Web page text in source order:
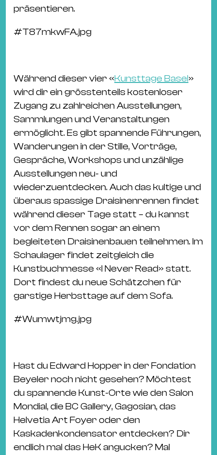
präsentieren.
#T87mkwFA.jpg
Während dieser vier «Kunsttage Basel»
wird dir ein grösstenteils kostenloser
Zugang zu zahlreichen Ausstellungen,
Sammlungen und Veranstaltungen
ermöglicht. Es gibt spannende Führungen,
Wanderungen in der Stille, Vorträge,
Gespräche, Workshops und unzählige
Ausstellungen neu- und
wiederzuentdecken. Auch das kultige und
überaus spassige Draisinenrennen findet
während dieser Tage statt – du kannst
vor dem Rennen sogar an einem
begleiteten Draisinenbauen teilnehmen. Im
Schaulager findet zeitgleich die
Kunstbuchmesse «I Never Read» statt.
Dort findest du neue Schätzchen für
garstige Herbsttage auf dem Sofa.
#Wumwtjmg.jpg
Hast du Edward Hopper in der Fondation
Beyeler noch nicht gesehen? Möchtest
du spannende Kunst-Orte wie den Salon
Mondial, die BC Gallery, Gagosian, das
Helvetia Art Foyer oder den
Kaskadenkondensator entdecken? Dir
endlich mal das HeK angucken? Mal